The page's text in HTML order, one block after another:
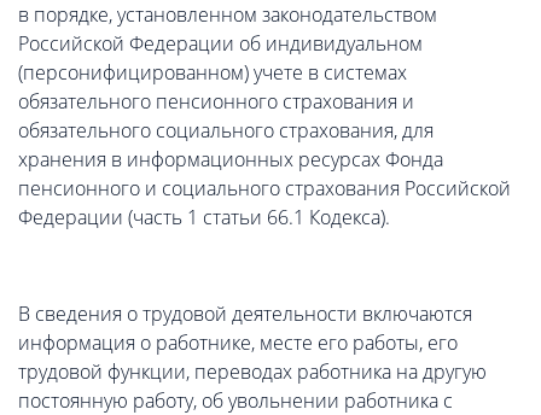
в порядке, установленном законодательством
Российской Федерации об индивидуальном
(персонифицированном) учете в системах
обязательного пенсионного страхования и
обязательного социального страхования, для
хранения в информационных ресурсах Фонда
пенсионного и социального страхования Российской
Федерации (часть 1 статьи 66.1 Кодекса).
В сведения о трудовой деятельности включаются
информация о работнике, месте его работы, его
трудовой функции, переводах работника на другую
постоянную работу, об увольнении работника с